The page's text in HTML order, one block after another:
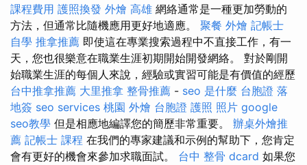
課程費用 護照換發 外燴 高雄 網絡通常是一種更加勞動的
方法，但通常比隨機應用更好地適應。 聚餐 外燴 記帳士
自學 推拿推薦 即使這在專業搜索過程中不直接工作，有一
天，您也很樂意在職業生涯初期開始開發網絡。 對於剛開
始職業生涯的每個人來說，經驗或實習可能是有價值的經歷
台中推拿推薦 大里推拿 整骨推薦 - seo 是什麼 台胞證 落
地簽 seo services 桃園 外燴 台胞證 護照 照片 google
seo教學 但是相應地編譯您的簡歷非常重要。 辦桌外燴推
薦 記帳士 課程 在我們的專家建議和示例的幫助下，您肯定
會有更好的機會來參加求職面試。 台中 整骨 dcard 如果您